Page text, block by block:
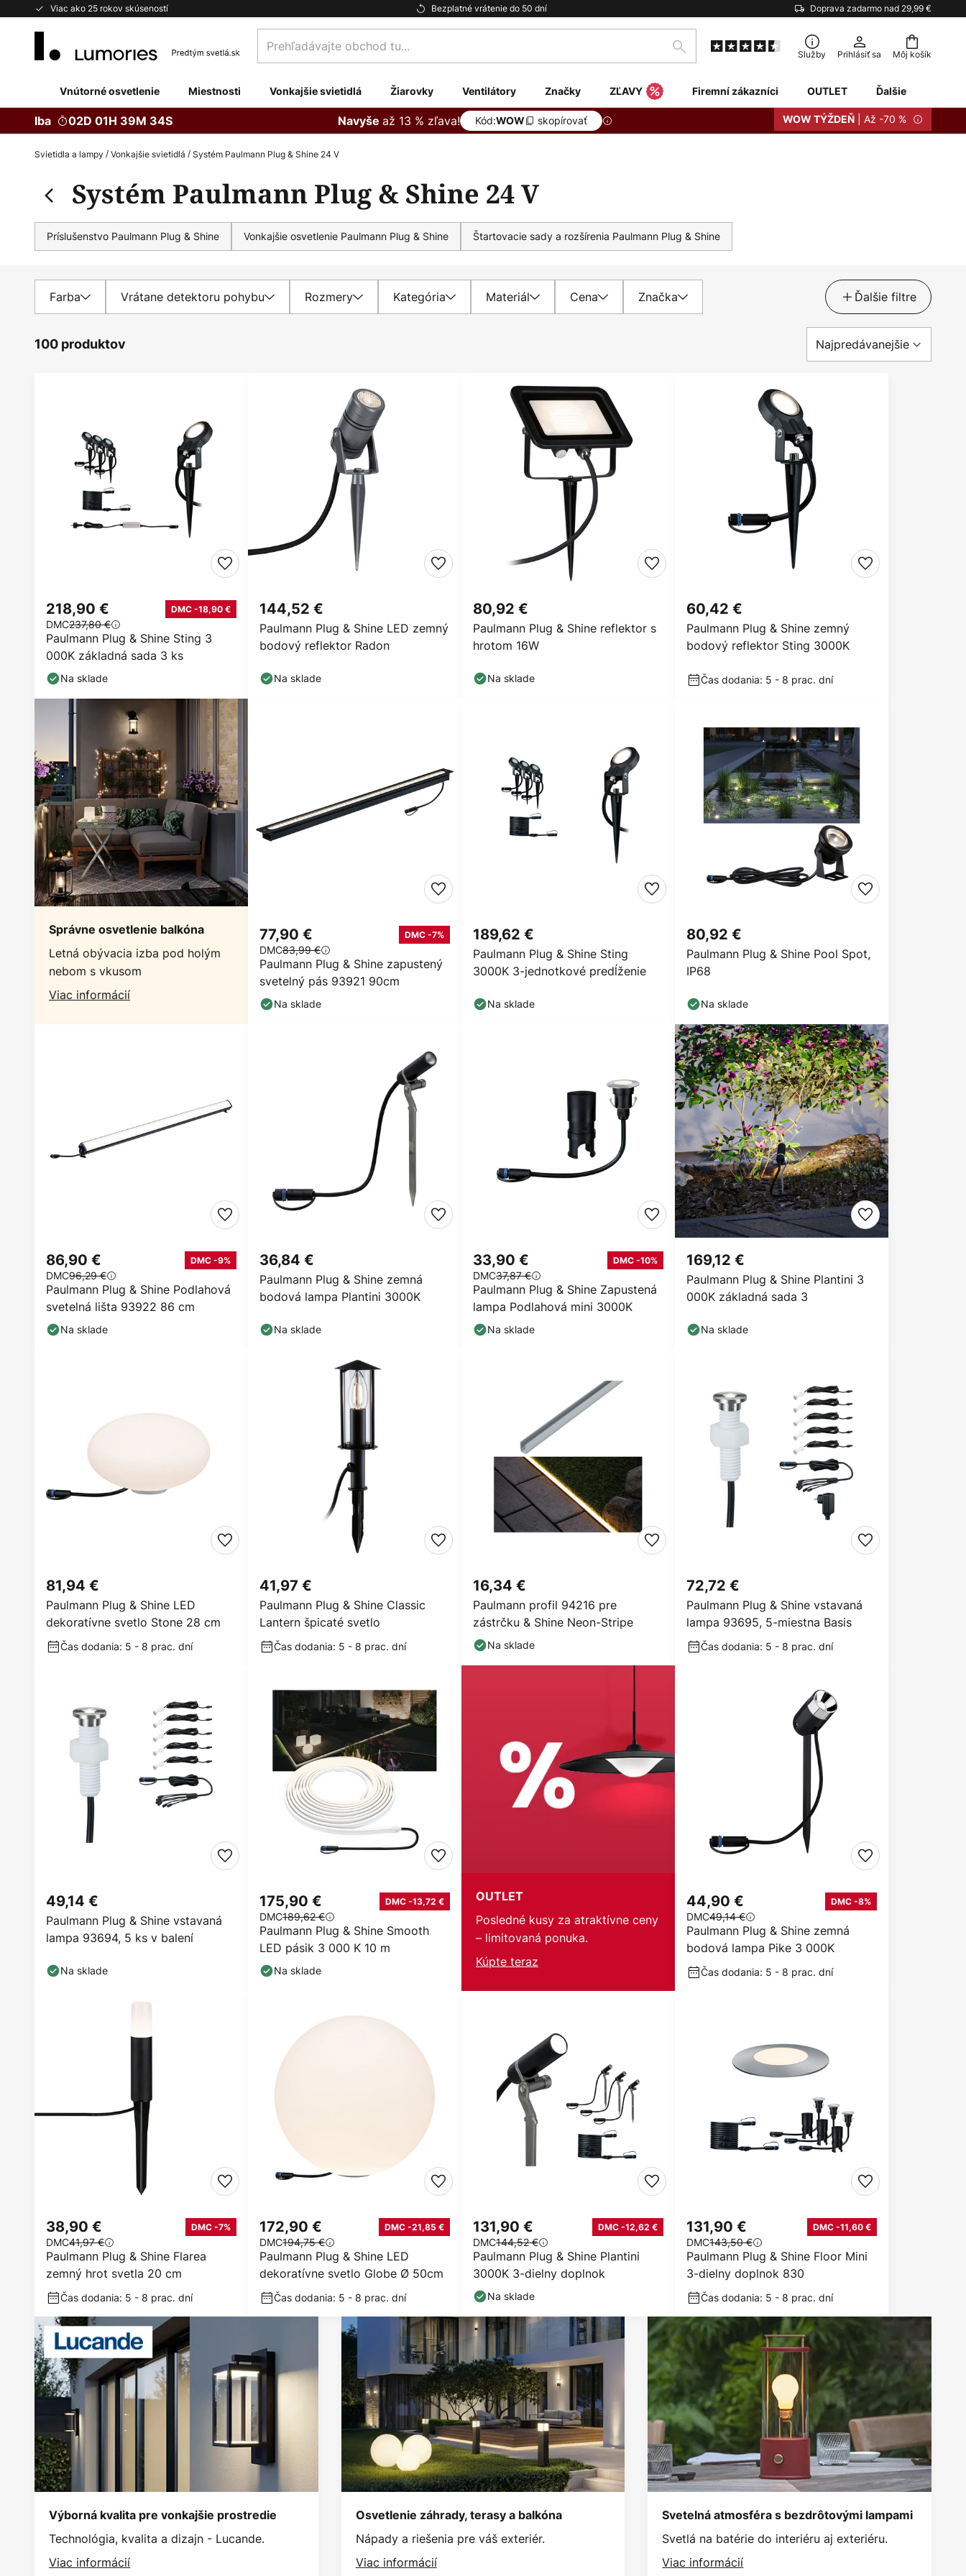
Viac ako 25 rokov skúseností Bezplatné vrátenie do 50 dní Doprava zadarmo nad 29,99 €
Skip
Môj košík
Prehľadávajte
obchod
Hľadať Služby Prihlásiť sa
Vnútorné osvetlenie Miestnosti Vonkajšie svietidlá Žiarovky Ventilátory Značky ZĽAVY Firemní zákazníci OUTLET Ďalšie
Iba 02D 01H 39M 33S Navyše až 13 % zľava! Kód:WOW skopírovať WOW TÝŽDEŇ | Až -70 %
Svietidla a lampy Vonkajšie svietidlá Systém Paulmann Plug & Shine 24 V
Systém Paulmann Plug & Shine 24 V
Príslušenstvo Paulmann Plug & Shine Vonkajšie osvetlenie Paulmann Plug & Shine Štartovacie sady a rozšírenia Paulmann Plug & Shine
Farba Vrátane detektoru pohybu Rozmery Kategória Materiál Cena Značka Ďalšie filtre
100 produktov
Paulmann Plug & Shine Sting 3
000K základná sada 3 ks
218,90 € DMC -18,90 €
DMC237,80 €
Na sklade
Paulmann Plug & Shine LED zemný
bodový reflektor Radon
144,52 €
Na sklade
Paulmann Plug & Shine reflektor s
hrotom 16W
80,92 €
Na sklade
Paulmann Plug & Shine zemný
bodový reflektor Sting 3000K
60,42 €
Čas dodania: 5 - 8 prac. dní
Správne osvetlenie balkóna
Letná obývacia izba pod holým
nebom s vkusom
Viac informácií
Paulmann Plug & Shine zapustený
svetelný pás 93921 90cm
77,90 € DMC -7%
DMC83,99 €
Na sklade
Paulmann Plug & Shine Sting
3000K 3-jednotkové predĺženie
189,62 €
Na sklade
Paulmann Plug & Shine Pool Spot,
IP68
80,92 €
Na sklade
Paulmann Plug & Shine Podlahová
svetelná lišta 93922 86 cm
86,90 € DMC -9%
DMC96,29 €
Na sklade
Paulmann Plug & Shine zemná
bodová lampa Plantini 3000K
36,84 €
Na sklade
Paulmann Plug & Shine Zapustená
lampa Podlahová mini 3000K
33,90 € DMC -10%
DMC37,87 €
Na sklade
Paulmann Plug & Shine Plantini 3
000K základná sada 3
169,12 €
Na sklade
Paulmann Plug & Shine LED
dekoratívne svetlo Stone 28 cm
81,94 €
Čas dodania: 5 - 8 prac. dní
Paulmann Plug & Shine Classic
Lantern špicaté svetlo
41,97 €
Čas dodania: 5 - 8 prac. dní
Paulmann profil 94216 pre
zástrčku & Shine Neon-Stripe
16,34 €
Na sklade
Paulmann Plug & Shine vstavaná
lampa 93695, 5-miestna Basis
72,72 €
Čas dodania: 5 - 8 prac. dní
Paulmann Plug & Shine vstavaná
lampa 93694, 5 ks v balení
49,14 €
Na sklade
Paulmann Plug & Shine Smooth
LED pásik 3 000 K 10 m
175,90 € DMC -13,72 €
DMC189,62 €
Na sklade
OUTLET
Posledné kusy za atraktívne ceny
– limitovaná ponuka.
Kúpte teraz
Paulmann Plug & Shine zemná
bodová lampa Pike 3 000K
44,90 € DMC -8%
DMC49,14 €
Čas dodania: 5 - 8 prac. dní
Paulmann Plug & Shine Flarea
zemný hrot svetla 20 cm
38,90 € DMC -7%
DMC41,97 €
Čas dodania: 5 - 8 prac. dní
Paulmann Plug & Shine LED
dekoratívne svetlo Globe Ø 50cm
172,90 € DMC -21,85 €
DMC194,75 €
Čas dodania: 5 - 8 prac. dní
Paulmann Plug & Shine Plantini
3000K 3-dielny doplnok
131,90 € DMC -12,62 €
DMC144,52 €
Na sklade
Paulmann Plug & Shine Floor Mini
3-dielny doplnok 830
131,90 € DMC -11,60 €
DMC143,50 €
Čas dodania: 5 - 8 prac. dní
Výborná kvalita pre vonkajšie prostredie
Technológia, kvalita a dizajn - Lucande.
Viac informácií
Osvetlenie záhrady, terasy a balkóna
Nápady a riešenia pre váš exteriér.
Viac informácií
Svetelná atmosféra s bezdrôtovými lampami
Svetlá na batérie do interiéru aj exteriéru.
Viac informácií